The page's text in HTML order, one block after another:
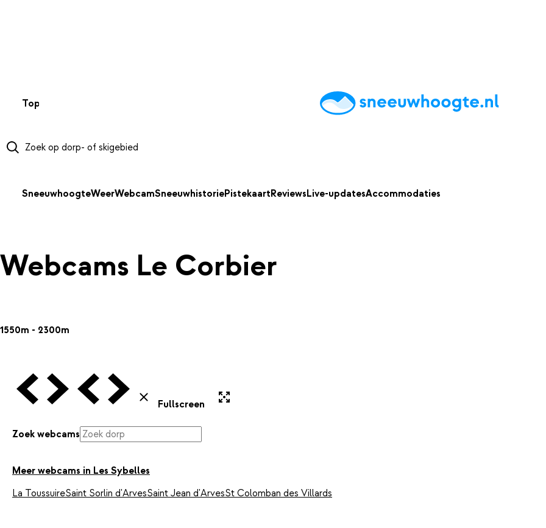
Top 50 AccommodatiesTipsReviewsLive updatesApp
SneeuwhoogteWeerWebcamSneeuwhistoriePistekaartReviewsLive-updatesAccommodaties
Webcams Le Corbier
1550m - 2300m
Vorige Webcam
Volgende Webcam
Vorige Webcam
Volgende Webcam
Sluiten
Fullscreen
Zoek webcams
Meer webcams in Les Sybelles
La ToussuireSaint Sorlin d'ArvesSaint Jean d'ArvesSt Colomban des Villards